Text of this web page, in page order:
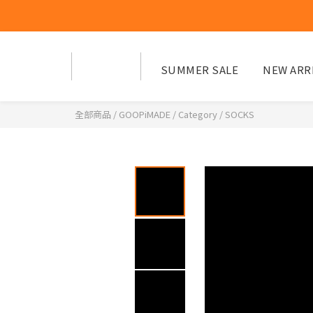
SUMMER SALE NEW
全部商品 / GOOPiMADE / Category /SOCKS